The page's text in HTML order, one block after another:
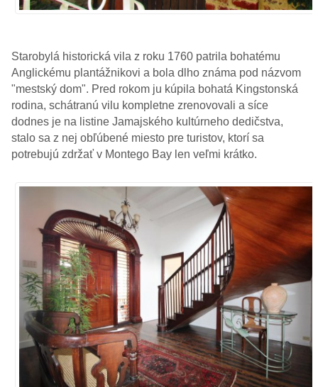
Starobylá historická vila z roku 1760 patrila bohatému
Anglickému plantážnikovi a bola dlho známa pod názvom
"mestský dom". Pred rokom ju kúpila bohatá Kingstonská
rodina, schátranú vilu kompletne zrenovovali a síce
dodnes je na listine Jamajského kultúrneho dedičstva,
stalo sa z nej obľúbené miesto pre turistov, ktorí sa
potrebujú zdržať v Montego Bay len veľmi krátko.